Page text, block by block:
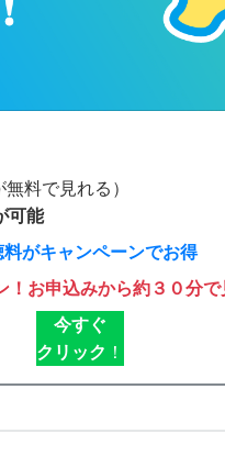
料で見れる）
可能
料がキャンペーンでお得
！お申込みから約３０分
今すぐ
クリック ！